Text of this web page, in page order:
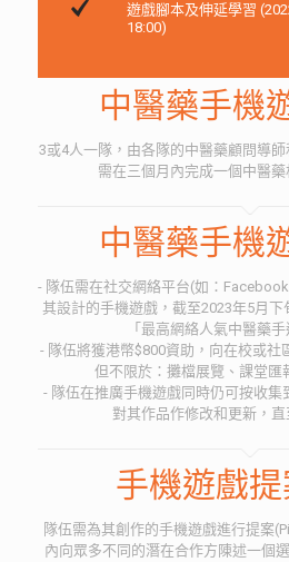
遊戲腳本及伸延學習
18:00)
中醫藥手機
3或4人一隊，由各隊的中醫藥顧問導
需在三個月內完成一個中醫藥
中醫藥手機
- 隊伍需在社交網絡平台(如：
其設計的手機遊戲，截至2023年5月
「最高網絡人氣中醫藥
- 隊伍將獲港幣$800資助，向在校或社
但不限於：攤檔展覽、課堂匯
- 隊伍在推廣手機遊戲同時仍可按收集
對其作品作修改和更新，
手機遊戲
隊伍需為其創作的手機遊戲進行提案
內向眾多不同的潛在合作方陳述一個